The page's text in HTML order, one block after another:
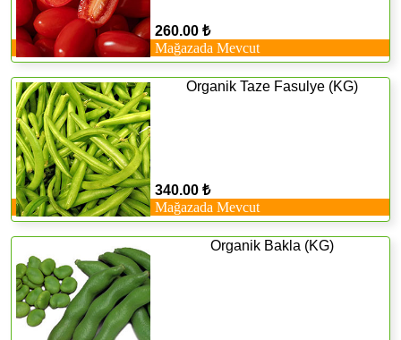
260.00 ₺
Mağazada Mevcut
Organik Taze Fasulye (KG)
340.00 ₺
Mağazada Mevcut
Organik Bakla (KG)